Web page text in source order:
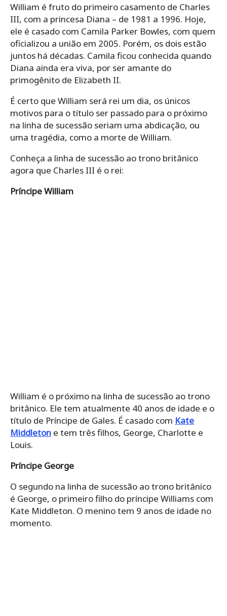
William é fruto do primeiro casamento de Charles
III, com a princesa Diana – de 1981 a 1996. Hoje,
ele é casado com Camila Parker Bowles, com quem
oficializou a união em 2005. Porém, os dois estão
juntos há décadas. Camila ficou conhecida quando
Diana ainda era viva, por ser amante do
primogênito de Elizabeth II.
É certo que William será rei um dia, os únicos
motivos para o título ser passado para o próximo
na linha de sucessão seriam uma abdicação, ou
uma tragédia, como a morte de William.
Conheça a linha de sucessão ao trono britânico
agora que Charles III é o rei:
Príncipe William
William é o próximo na linha de sucessão ao trono
britânico. Ele tem atualmente 40 anos de idade e o
título de Príncipe de Gales. É casado com Kate
Middleton e tem três filhos, George, Charlotte e
Louis.
Príncipe George
O segundo na linha de sucessão ao trono britânico
é George, o primeiro filho do príncipe Williams com
Kate Middleton. O menino tem 9 anos de idade no
momento.